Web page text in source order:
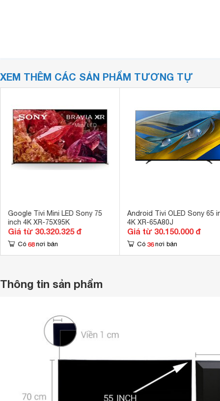
XEM THÊM CÁC SẢN PHẨM TƯƠNG TỰ
Google Tivi Mini LED Sony 75
inch 4K XR-75X95K
Giá từ 30.320.325 đ
Có 68 nơi bán
Android Tivi OLED Sony 65
4K XR-65A80J
Giá từ 30.150.000 đ
Có 36 nơi bán
Thông tin sản phẩm